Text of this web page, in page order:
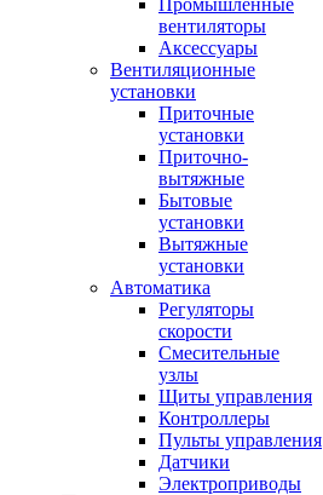
Промышленные
вентиляторы
Аксессуары
Вентиляционные
установки
Приточные
установки
Приточно-
вытяжные
Бытовые
установки
Вытяжные
установки
Автоматика
Регуляторы
скорости
Смесительные
узлы
Щиты управления
Контроллеры
Пульты управления
Датчики
Электроприводы